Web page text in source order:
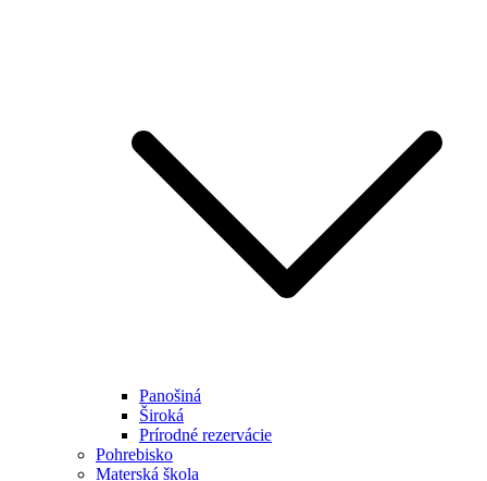
Panošiná
Široká
Prírodné rezervácie
Pohrebisko
Materská škola